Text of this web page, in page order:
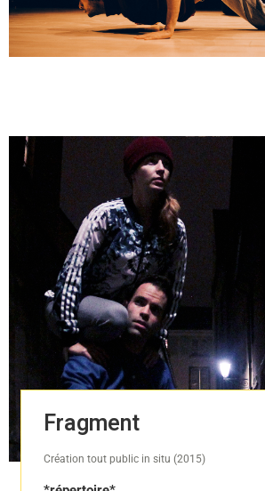
Fragment
Création tout public in situ (2015)